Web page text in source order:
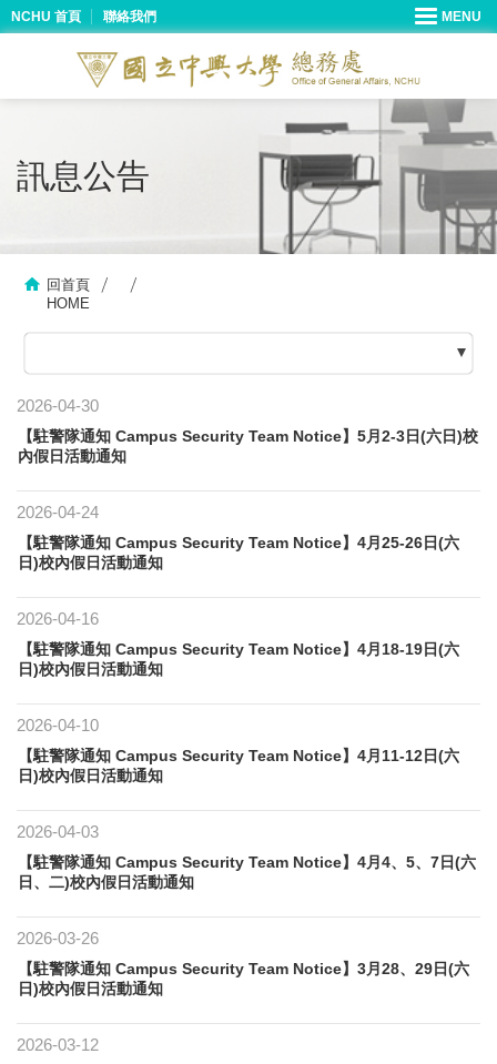
NCHU 首頁 聯絡我們
訊息公告
回首頁
HOME
2026-04-30
【駐警隊通知 Campus Security Team Notice】5月2-3日(六日)校
內假日活動通知
2026-04-24
【駐警隊通知 Campus Security Team Notice】4月25-26日(六
日)校內假日活動通知
2026-04-16
【駐警隊通知 Campus Security Team Notice】4月18-19日(六
日)校內假日活動通知
2026-04-10
【駐警隊通知 Campus Security Team Notice】4月11-12日(六
日)校內假日活動通知
2026-04-03
【駐警隊通知 Campus Security Team Notice】4月4、5、7日(六
日、二)校內假日活動通知
2026-03-26
【駐警隊通知 Campus Security Team Notice】3月28、29日(六
日)校內假日活動通知
2026-03-12